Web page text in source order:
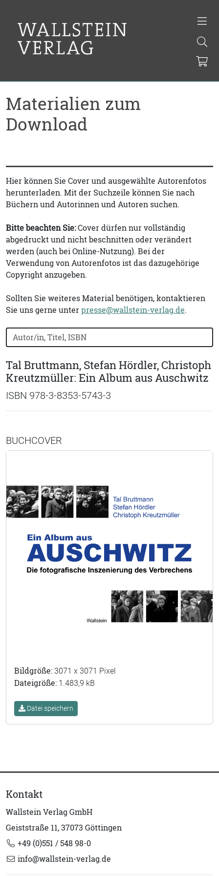
Materialien zum
Download
Hier können Sie Cover und ausgewählte Autorenfotos
herunterladen. Mit der Suchzeile können Sie nach
Büchern und Autorinnen und Autoren suchen.
Bitte beachten Sie:Cover dürfen nur vollständig
abgedruckt und nicht beschnitten oder verändert
werden (auch bei Online-Nutzung). Bei der
Verwendung von Autorenfotos ist das dazugehörige
Copyright anzugeben.
Sollten Sie weiteres Material benötigen, kontaktieren
Sie uns gerne unterpresse@wallstein-verlag.de.
Bücher nach Buchtitel, Autorennamen oder ISBN
Tal Bruttmann, Stefan Hördler, Christoph
Kreutzmüller: Ein Album aus Auschwitz
ISBN 978-3-8353-5743-3
BUCHCOVER
Bildgröße: 3071 x 3071 Pixel
Dateigröße: 1.483,9 kB
Datei speichern
Kontakt
Wallstein Verlag GmbH
Geiststraße 11, 37073 Göttingen
+49 (0)551 / 548 98-0
info@wallstein-verlag.de